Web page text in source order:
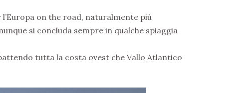
on the road, naturalmente più
si concluda sempre in qualche spiaggia
tutta la costa ovest che Vallo Atlantico